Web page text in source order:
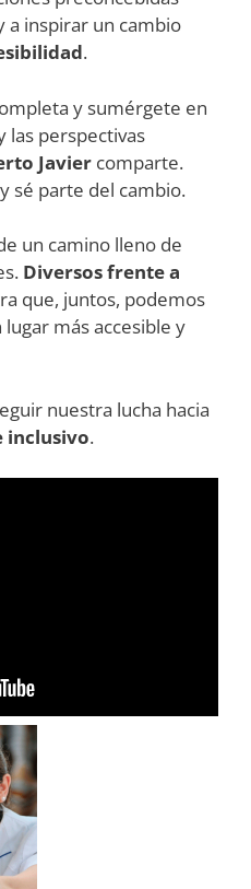
a inspirar un cambio
.
y sumérgete en
las perspectivas
Javier comparte.
sé parte del cambio.
un camino lleno de
Diversos frente a
que, juntos, podemos
más accesible y
nuestra lucha hacia
inclusivo.